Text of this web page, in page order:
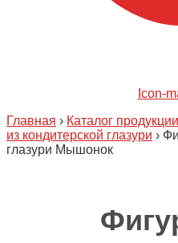
Icon-
Главная › Каталог продукции
из кондитерской глазури ›
глазури Мышонок